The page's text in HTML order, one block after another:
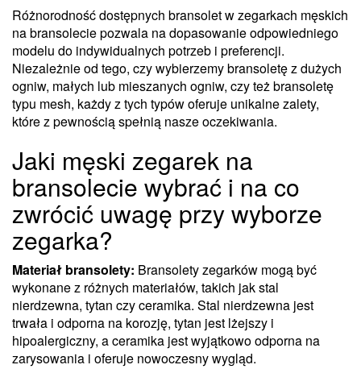
Różnorodność dostępnych bransolet w zegarkach męskich
na bransolecie pozwala na dopasowanie odpowiedniego
modelu do indywidualnych potrzeb i preferencji.
Niezależnie od tego, czy wybierzemy bransoletę z dużych
ogniw, małych lub mieszanych ogniw, czy też bransoletę
typu mesh, każdy z tych typów oferuje unikalne zalety,
które z pewnością spełnią nasze oczekiwania.
Jaki męski zegarek na
bransolecie wybrać i na co
zwrócić uwagę przy wyborze
zegarka?
Materiał bransolety: Bransolety zegarków mogą być
wykonane z różnych materiałów, takich jak stal
nierdzewna, tytan czy ceramika. Stal nierdzewna jest
trwała i odporna na korozję, tytan jest lżejszy i
hipoalergiczny, a ceramika jest wyjątkowo odporna na
zarysowania i oferuje nowoczesny wygląd.